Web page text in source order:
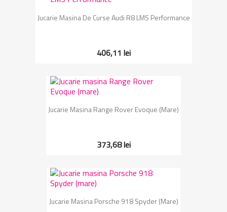
Jucarie Masina De Curse Audi R8 LMS Performance
406,11 lei
Jucarie Masina Range Rover Evoque (mare)
373,68 lei
Jucarie Masina Porsche 918 Spyder (mare)